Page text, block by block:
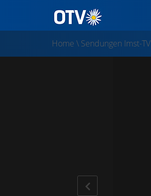
Home \ Sendungen Imst-TV